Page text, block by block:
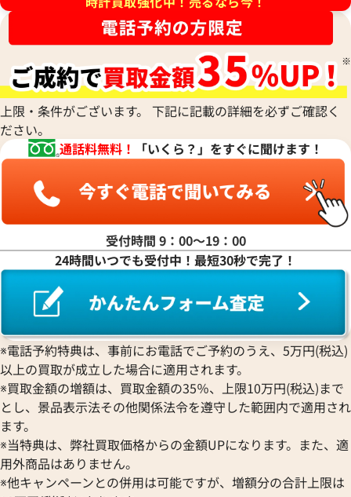
ィル 424.10.40.20.01.001
日時点の参考買取価格です
オメガ デ・ヴィル
参考買取価格
211,000円
※2026年5月9日時点の参考買
Alain Silberstein
アラン・シルベスタイン
Armand Nicolet
アルマン・ニコレ
WALTHAM
ウォルサム
HUBLOT
ウブロ
ETERNA
エテルナ
EDOX
エドックス
EBERHARD
エベラール
EBEL
エベル
EPOS
Hermes
エルメス
OMEGA
オメガ
ORIENT
オリエント
ORIS
オリス
クインティング
Cuervo y Sobrinos
クエルボ・イ・ソブリノス
CVSTOS
クストス
Chronoswiss
クロノスイス
GUCCI
グッチ
Graham
グラハム
グランドセイコー
CORUM
コルム
Concord
コンコルド
Chopard
ショパール
CHAUMET
ショーメ
Jacob & Co.
ジェイコブ
Gerald Genta
ジェラルド・ジェンタ
Jaeger-LeCoultre
ジャケ・ドロー
Girard-Perregaux
ジラール・ペルゴ
Sinn
ジン
STOWA
ストーヴァ
SEIKO
セイコー
CENTURY
センチュリー
ZENITH
ゼニス
チューダー(チュードル)
ティファニー
Dior
ディオール
ハリー・ウィンストン
Patek Philippe
Panerai
パネライ
Parmigiani Fleurier
パルミジャーニ・フルリエ
Piaget
PIERRE KUNZ
ピエール・クンツ
FRANCK MULLER
フランク ミュラー
BOUCHERON
ブシュロン
BREITLING
ブライトリング
Blancpain
ブランパン
BVLGARI
ブルガリ
Breguet
ブレゲ
BULOVA
ブローバ
Bell & Ross
MAURICE LACROIX
モーリス・ラクロア
ラルフ ローレン
リシャール・ミル
Louis Vuitton
ルイ・ヴィトン
Luminox
ルミノックス
Ressence
ROGER DUBUIS
ロジェ・デュブイ
ROLEX
ロレックス
LONGINES
ロンジン
上限・条件がございます。 下記に記載の詳細を必ずご確認く
ださい。
通話料無料！
「いくら？」をすぐに聞けます！
受付時間 9：00〜19：00
24時間いつでも受付中！最短30秒で完了！
※電話予約特典は、事前にお電話でご予約のうえ、5万円(税込)
以上の買取が成立した場合に適用されます。
※買取金額の増額は、買取金額の35％、上限10万円(税込)まで
とし、景品表示法その他関係法令を遵守した範囲内で適用され
ます。
※当特典は、弊社買取価格からの金額UPになります。また、適
用外商品はありません。
※他キャンペーンとの併用は可能ですが、増額分の合計上限は